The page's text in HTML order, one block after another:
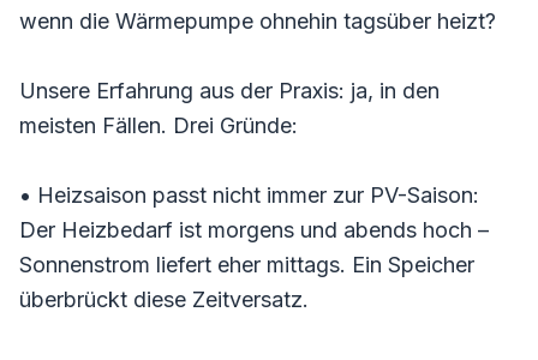
wenn die Wärmepumpe ohnehin tagsüber heizt?
Unsere Erfahrung aus der Praxis: ja, in den
meisten Fällen. Drei Gründe:
• Heizsaison passt nicht immer zur PV-Saison:
Der Heizbedarf ist morgens und abends hoch –
Sonnenstrom liefert eher mittags. Ein Speicher
überbrückt diese Zeitversatz.